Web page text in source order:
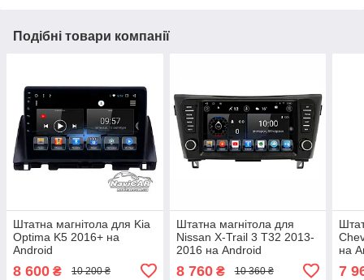
Подібні товари компанії
Штатна магнітола для Kia
Optima K5 2016+ на
Android
8 600 ₴ 10 200 ₴
Штатна магнітола для
Nissan X-Trail 3 T32 2013-
2016 на Android
8 760₴ 10 360 ₴
на
7